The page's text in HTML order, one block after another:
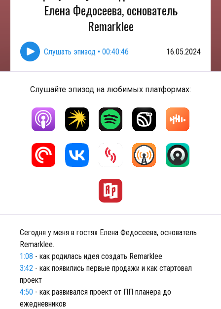
Елена Федосеева, основатель
Remarklee
Слушать эпизод • 00:40:46 16.05.2024
Слушайте эпизод на любимых платформах:
Сегодня у меня в гостях Елена Федосеева, основатель
Remarklee.
1:08 - как родилась идея создать Remarklee
3:42 - как появились первые продажи и как стартовал
проект
4:50 - как развивался проект от ПП планера до
ежедневников